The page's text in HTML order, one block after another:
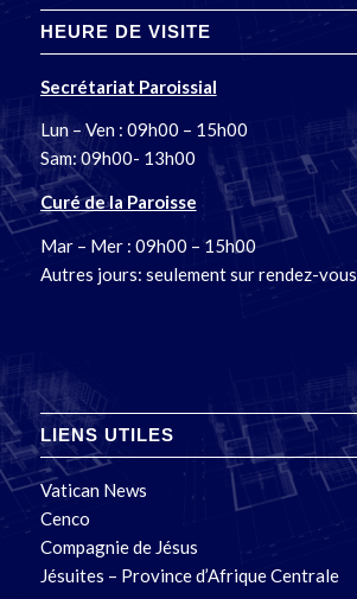
HEURE DE VISITE
Secrétariat Paroissial
Lun – Ven : 09h00 – 15h00
Sam: 09h00- 13h00
Curé de la Paroisse
Mar – Mer : 09h00 – 15h00
Autres jours: seulement sur rendez-vous
LIENS UTILES
Vatican News
Cenco
Compagnie de Jésus
Jésuites – Province d’Afrique Centrale